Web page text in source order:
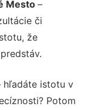
Mesto–
či
že
hľadáte istotu v
Potom